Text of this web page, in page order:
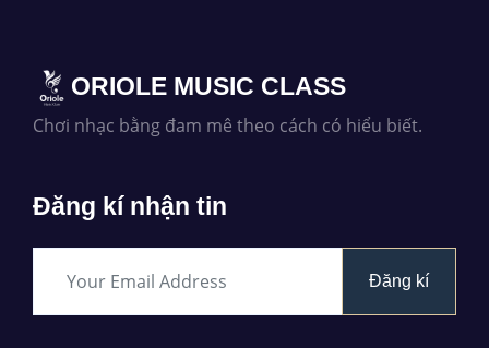
ORIOLE MUSIC CLASS
Chơi nhạc bằng đam mê theo cách có hiểu biết.
Đăng kí nhận tin
Đăng kí